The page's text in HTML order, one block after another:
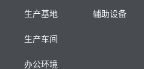
生产基地
生产车间
办公环境
辅助设备